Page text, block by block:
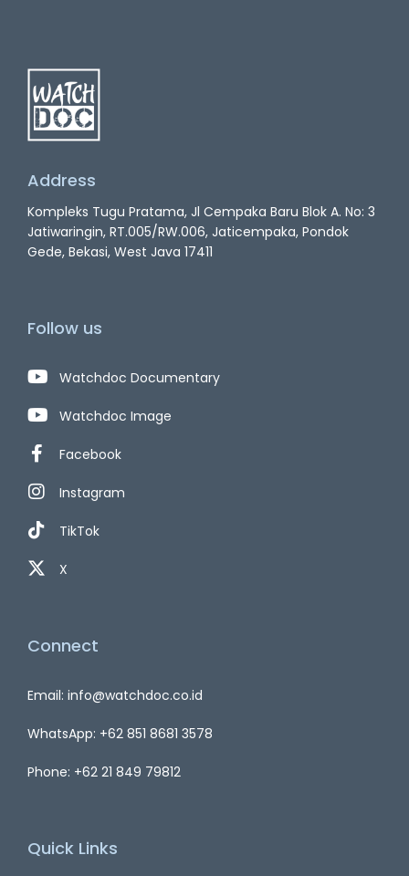
Address
Kompleks Tugu Pratama, Jl Cempaka Baru Blok A. No: 3
Jatiwaringin, RT.005/RW.006, Jaticempaka, Pondok
Gede, Bekasi, West Java 17411
Follow us
Watchdoc Documentary
Watchdoc Image
Facebook
Instagram
TikTok
X
Connect
Email: info@watchdoc.co.id
WhatsApp: +62 851 8681 3578
Phone: +62 21 849 79812
Quick Links